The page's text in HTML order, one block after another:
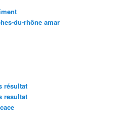
du-rhône amar
résultat
resultat